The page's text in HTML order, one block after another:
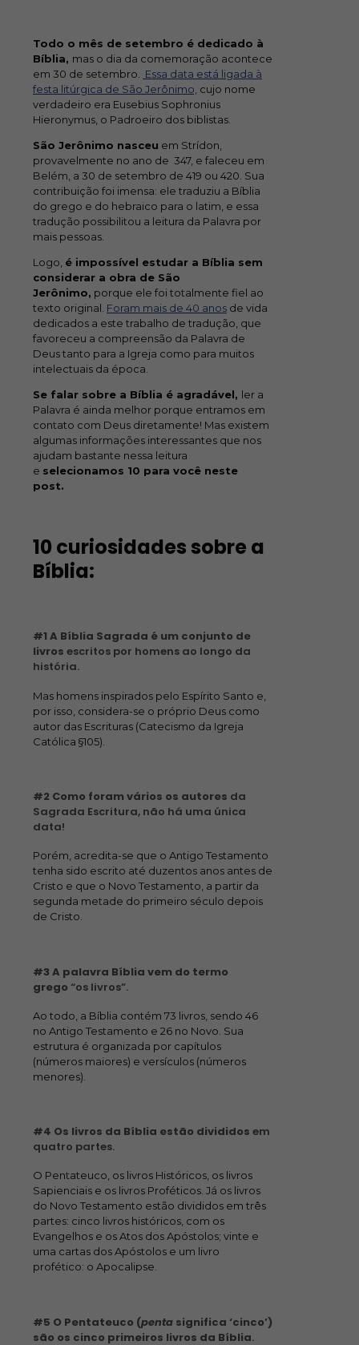
Todo o mês de setembro é dedicado à
Bíblia, mas o dia da comemoração acontece
em 30 de setembro. Essa data está ligada à
festa litúrgica de São Jerônimo, cujo nome
verdadeiro era Eusebius Sophronius
Hieronymus, o Padroeiro dos biblistas.
São Jerônimo nasceu em Strídon,
provavelmente no ano de 347, e faleceu em
Belém, a 30 de setembro de 419 ou 420. Sua
contribuição foi imensa: ele traduziu a Bíblia
do grego e do hebraico para o latim, e essa
tradução possibilitou a leitura da Palavra por
mais pessoas.
Logo, é impossível estudar a Bíblia sem
considerar a obra de São
Jerônimo, porque ele foi totalmente fiel ao
texto original. Foram mais de 40 anos de vida
dedicados a este trabalho de tradução, que
favoreceu a compreensão da Palavra de
Deus tanto para a Igreja como para muitos
intelectuais da época.
Se falar sobre a Bíblia é agradável, ler a
Palavra é ainda melhor porque entramos em
contato com Deus diretamente! Mas existem
algumas informações interessantes que nos
ajudam bastante nessa leitura
e selecionamos 10 para você neste
post.
10 curiosidades sobre a
Bíblia:
#1 A Bíblia Sagrada é um conjunto de
livros escritos por homens ao longo da
história.
Mas homens inspirados pelo Espírito Santo e,
por isso, considera-se o próprio Deus como
autor das Escrituras (Catecismo da Igreja
Católica §105).
#2 Como foram vários os autores da
Sagrada Escritura, não há uma única
data!
Porém, acredita-se que o Antigo Testamento
tenha sido escrito até duzentos anos antes de
Cristo e que o Novo Testamento, a partir da
segunda metade do primeiro século depois
de Cristo.
#3 A palavra Bíblia vem do termo
grego “os livros”.
Ao todo, a Bíblia contém 73 livros, sendo 46
no Antigo Testamento e 26 no Novo. Sua
estrutura é organizada por capítulos
(números maiores) e versículos (números
menores).
#4 Os livros da Bíblia estão divididos em
quatro partes.
O Pentateuco, os livros Históricos, os livros
Sapienciais e os livros Proféticos. Já os livros
do Novo Testamento estão divididos em três
partes: cinco livros históricos, com os
Evangelhos e os Atos dos Apóstolos; vinte e
uma cartas dos Apóstolos e um livro
profético: o Apocalipse.
#5 O Pentateuco (penta significa ‘cinco’)
são os cinco primeiros livros da Bíblia.